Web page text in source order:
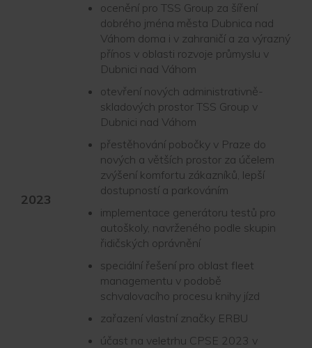
2023
ocenění pro TSS Group za šíření
dobrého jména města Dubnica nad
Váhom doma i v zahraničí a za výrazný
přínos v oblasti rozvoje průmyslu v
Dubnici nad Váhom
otevření nových administrativně-
skladových prostor TSS Group v
Dubnici nad Váhom
přestěhování pobočky v Praze do
nových a větších prostor za účelem
zvýšení komfortu zákazníků, lepší
dostupností a parkováním
implementace generátoru testů pro
autoškoly, navrženého podle skupin
řidičských oprávnění
speciální řešení pro oblast fleet
managementu v podobě
schvalovacího procesu knihy jízd
zařazení vlastní značky ERBU
účast na veletrhu CPSE 2023 v